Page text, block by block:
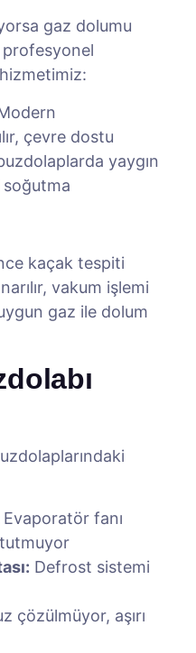
gaz dolumu
profesyonel
çevre dostu
yaygın
kaçak tespiti
vakum işlemi
gaz ile dolum
Evaporatör fanı
tutmuyor
Defrost sistemi
çözülmüyor, aşırı